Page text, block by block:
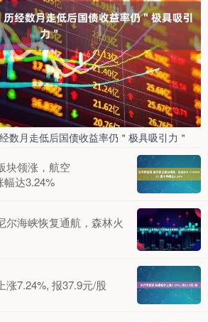
数月走低后国债收益率仍＂极具吸引力＂
块领涨，航空
幅达3.24%
尔海峡恢复通航，森林火
涨7.24%, 报37.9元/股